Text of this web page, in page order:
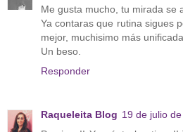
Me gusta mucho, tu mirada se
Ya contaras que rutina sigues
mejor, muchisimo más unificada.
Un beso.
Responder
Raqueleita Blog 19 de julio